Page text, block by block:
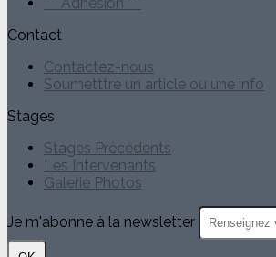
Contact
Contactez-nous
Soumetttre un article ou une info
Stages
Stages Précédents
Les Intervenants
Galerie Photos
Je m'abonne à la newsletter